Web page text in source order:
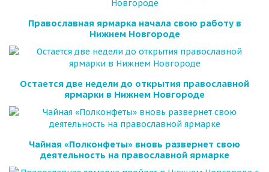
Православная ярмарка начала свою работу в
Нижнем Новгороде
Остается две недели до открытия православной
ярмарки в Нижнем Новгороде
Чайная «Полконфеты» вновь развернет свою
деятельность на православной ярмарке